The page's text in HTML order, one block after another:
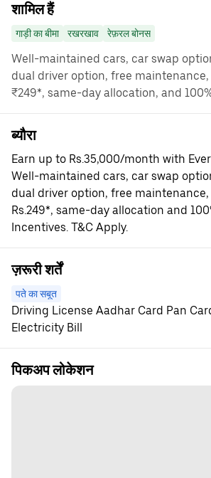
शामिल हैं
गाड़ी का बीमा रखरखाव रेफ़रल बोनस
Well-maintained cars, car swap
dual driver option, free maintenance,
₹249*, same-day allocation, and
ब्यौरा
Earn up to Rs.35,000/month with
Well-maintained cars, car swap
dual driver option, free maintenance,
Rs.249*, same-day allocation and
Incentives. T&C Apply.
ज़रूरी शर्तें
पते का सबूत
Driving License Aadhar Card Pan
Electricity Bill
पिकअप लोकेशन